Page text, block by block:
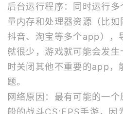
后台运行程序：同时运行
量内存和处理器资源（比如
抖音、淘宝等多个app），
就很少，游戏就可能会发
时关闭其他不重要的app，
题。
网络原因：最有可能的一
般的战斗CS:FPS手游，因